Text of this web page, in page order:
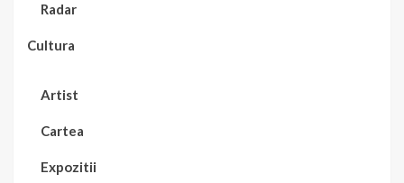
Radar
Cultura
Artist
Cartea
Expozitii